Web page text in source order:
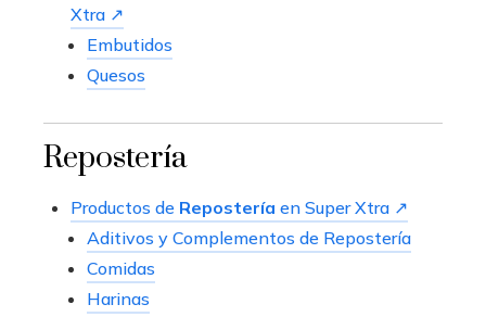
Xtra ↗
Embutidos
Quesos
Repostería
Productos de Repostería en Super Xtra ↗
Aditivos y Complementos de Repostería
Comidas
Harinas